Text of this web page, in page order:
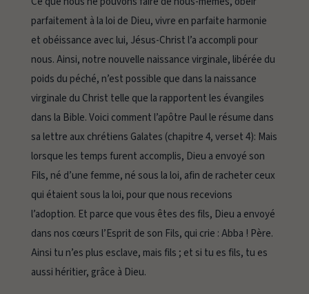
parfaitement à la loi de Dieu, vivre en parfaite harmonie
et obéissance avec lui, Jésus-Christ l’a accompli pour
nous. Ainsi, notre nouvelle naissance virginale, libérée du
poids du péché, n’est possible que dans la naissance
virginale du Christ telle que la rapportent les évangiles
dans la Bible. Voici comment l’apôtre Paul le résume dans
sa lettre aux chrétiens Galates (chapitre 4, verset 4): Mais
lorsque les temps furent accomplis, Dieu a envoyé son
Fils, né d’une femme, né sous la loi, afin de racheter ceux
qui étaient sous la loi, pour que nous recevions
l’adoption. Et parce que vous êtes des fils, Dieu a envoyé
dans nos cœurs l’Esprit de son Fils, qui crie : Abba ! Père.
Ainsi tu n’es plus esclave, mais fils ; et si tu es fils, tu es
aussi héritier, grâce à Dieu.